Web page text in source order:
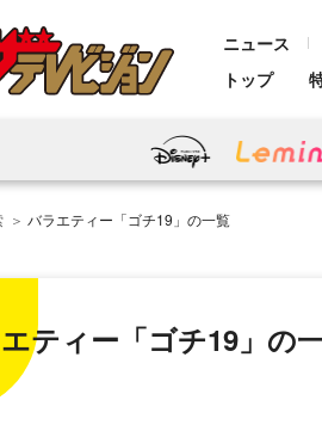
ニュース
トップ
バラエティー「ゴチ19」の一覧
ティー「ゴチ19」の